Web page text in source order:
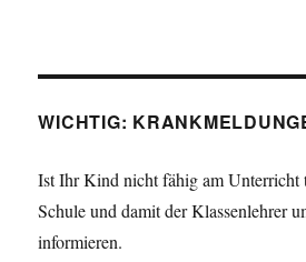
WICHTIG:
Ist Ihr Kind nicht fähig am Unterricht
Schule und damit der Klassenlehrer
informieren.